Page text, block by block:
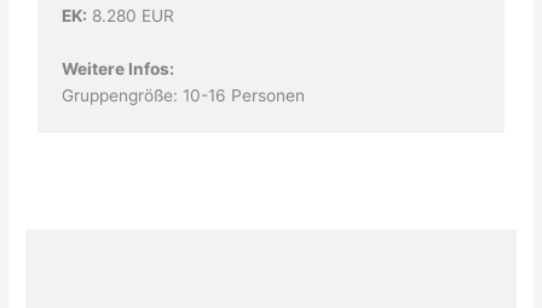
EK: 8.280 EUR
Weitere Infos:
Gruppengröße: 10-16 Personen